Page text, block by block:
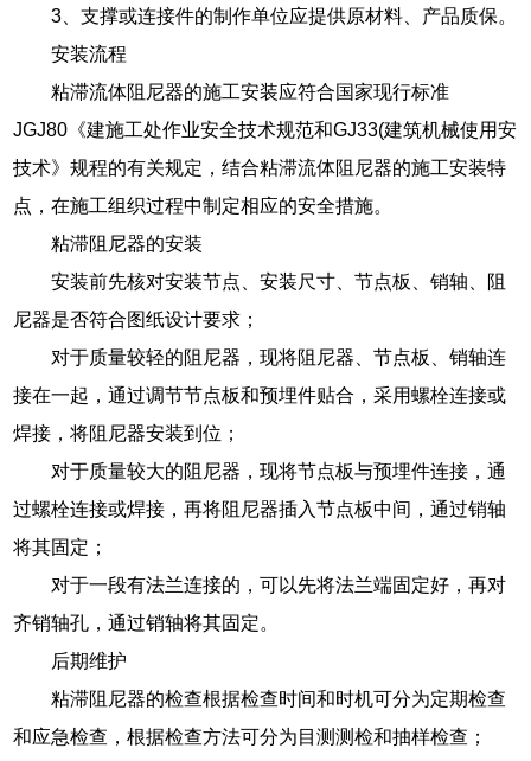
3、支撑或连接件的制作单位应提供原材料、产品质保。
安装流程
粘滞流体阻尼器的施工安装应符合国家现行标准
JGJ80《建施工处作业安全技术规范和GJ33(建筑机械使用安
技术》规程的有关规定，结合粘滞流体阻尼器的施工安装特
点，在施工组织过程中制定相应的安全措施。
粘滞阻尼器的安装
安装前先核对安装节点、安装尺寸、节点板、销轴、阻
尼器是否符合图纸设计要求；
对于质量较轻的阻尼器，现将阻尼器、节点板、销轴连
接在一起，通过调节节点板和预埋件贴合，采用螺栓连接或
焊接，将阻尼器安装到位；
对于质量较大的阻尼器，现将节点板与预埋件连接，通
过螺栓连接或焊接，再将阻尼器插入节点板中间，通过销轴
将其固定；
对于一段有法兰连接的，可以先将法兰端固定好，再对
齐销轴孔，通过销轴将其固定。
后期维护
粘滞阻尼器的检查根据检查时间和时机可分为定期检查
和应急检查，根据检查方法可分为目测测检和抽样检查；